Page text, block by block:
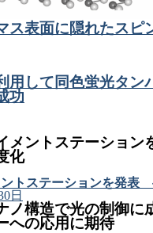
ス表面に隠れたスピ
用して同色蛍光タン
功
メントステーショ
化
トステーションを発表
日
ノ構造で光の制御
への応用に期待